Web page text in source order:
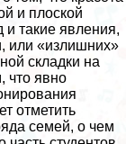
и плоской
такие явления,
или «излишних»
складки на
что явно
отметить
семей, о чем